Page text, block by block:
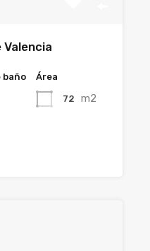
Valencia
baño Área
72 m2